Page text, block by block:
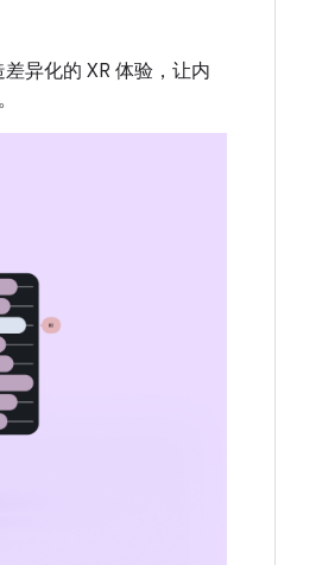
异化的 XR 体验，让内